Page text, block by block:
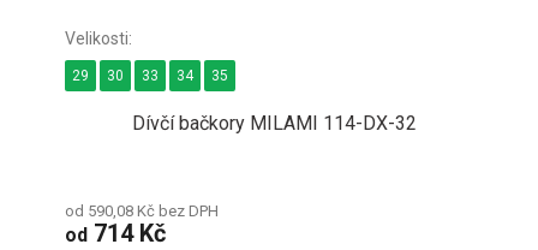
Dívčí bačkory MILAMI 114-DX-32
od 590,08 Kč bez DPH
od 714 Kč
29 30 33 34 35